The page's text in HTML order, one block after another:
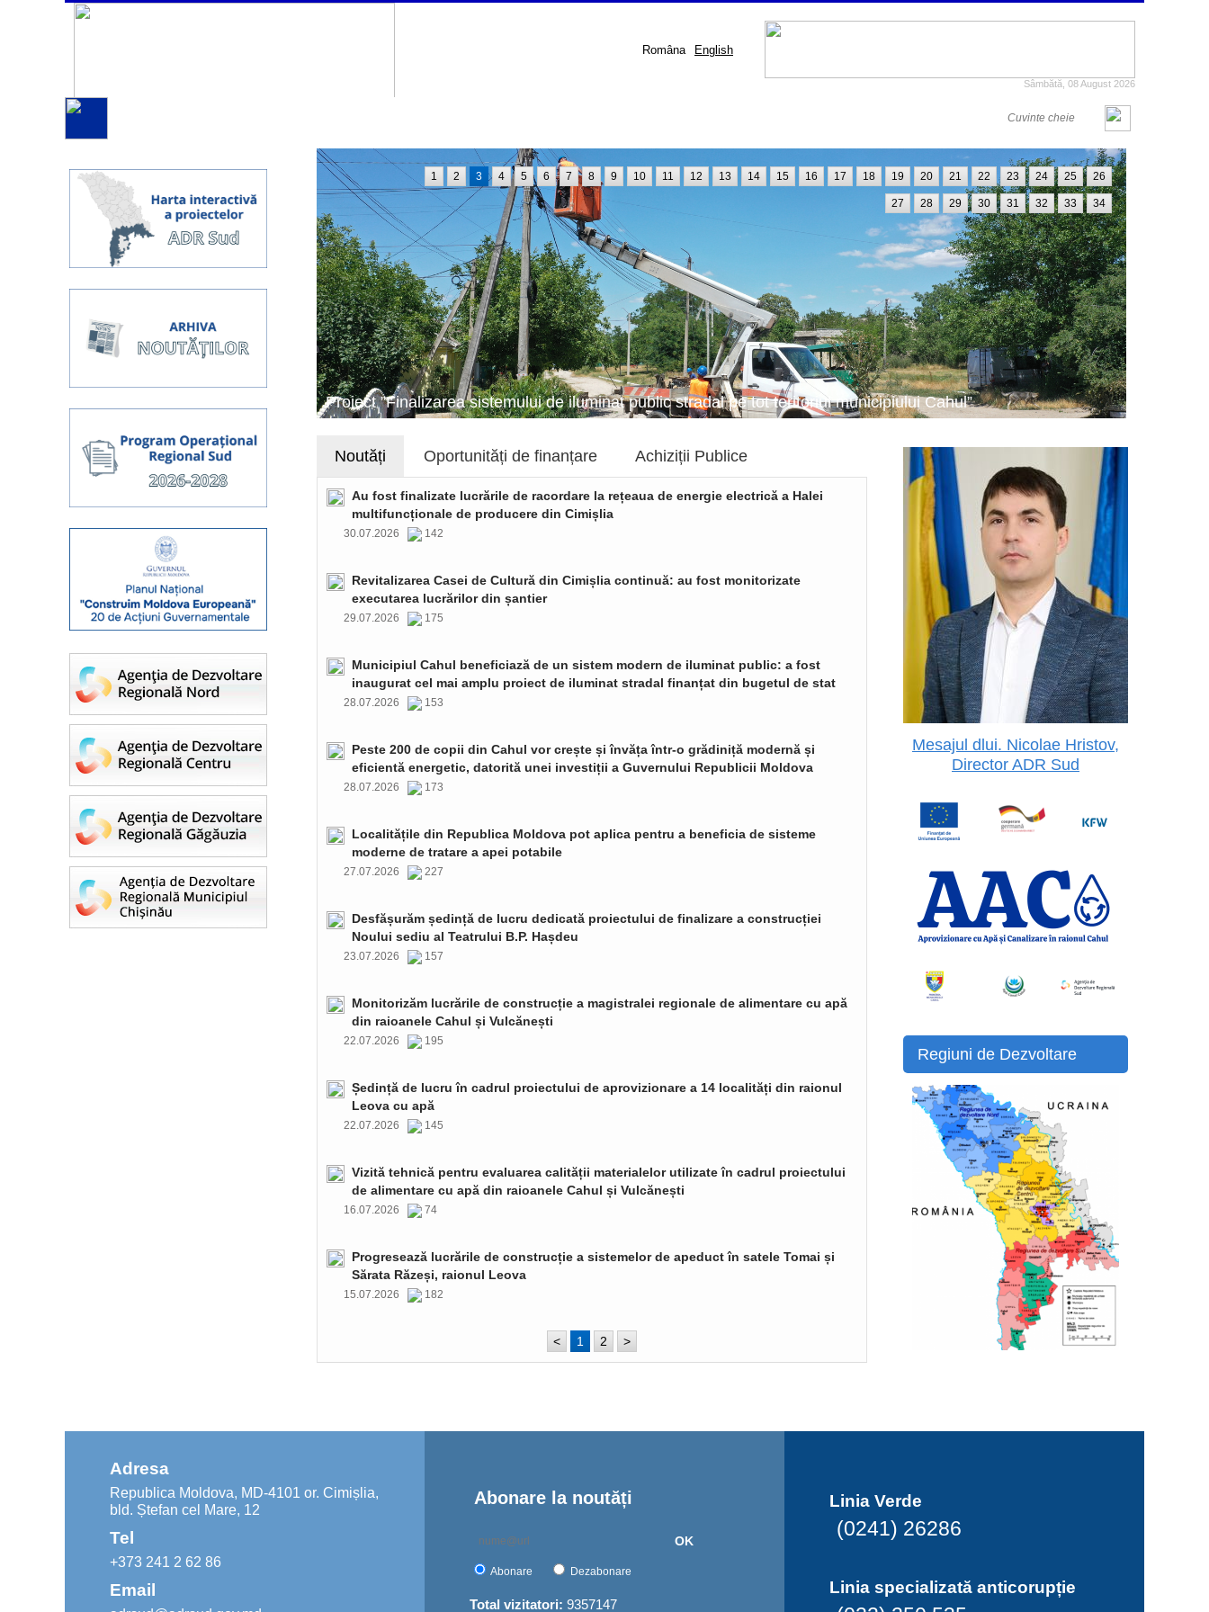
Româna English
Sâmbătă, 08 August 2026
Proiect ”Finalizarea sistemului de iluminat public stradal pe tot teritoriul municipiului Cahul”
1 2 3 4 5 6 7 8 9 10 11 12 13 14 15 16 17 18 19 20 21 22 23 24 25 26
27 28 29 30 31 32 33 34
Noutăți Oportunități de finanțare Achiziții Publice
Au fost finalizate lucrările de racordare la rețeaua de energie electrică a Halei
multifuncționale de producere din Cimișlia
30.07.2026 142
Revitalizarea Casei de Cultură din Cimișlia continuă: au fost monitorizate
executarea lucrărilor din șantier
29.07.2026 175
Municipiul Cahul beneficiază de un sistem modern de iluminat public: a fost
inaugurat cel mai amplu proiect de iluminat stradal finanțat din bugetul de stat
28.07.2026 153
Peste 200 de copii din Cahul vor crește și învăța într-o grădiniță modernă și
eficientă energetic, datorită unei investiții a Guvernului Republicii Moldova
28.07.2026 173
Localitățile din Republica Moldova pot aplica pentru a beneficia de sisteme
moderne de tratare a apei potabile
27.07.2026 227
Desfășurăm ședință de lucru dedicată proiectului de finalizare a construcției
Noului sediu al Teatrului B.P. Hașdeu
23.07.2026 157
Monitorizăm lucrările de construcție a magistralei regionale de alimentare cu apă
din raioanele Cahul și Vulcănești
22.07.2026 195
Ședință de lucru în cadrul proiectului de aprovizionare a 14 localități din raionul
Leova cu apă
22.07.2026 145
Vizită tehnică pentru evaluarea calității materialelor utilizate în cadrul proiectului
de alimentare cu apă din raioanele Cahul și Vulcănești
16.07.2026 74
Progresează lucrările de construcție a sistemelor de apeduct în satele Tomai și
Sărata Răzeși, raionul Leova
15.07.2026 182
< 1 2 >
Mesajul dlui. Nicolae Hristov,
Director ADR Sud
Regiuni de Dezvoltare
Adresa
Republica Moldova, MD-4101 or. Cimișlia,
bld. Ștefan cel Mare, 12
Tel
+373 241 2 62 86
Email
Abonare la noutăți
OK
Abonare Dezabonare
Total vizitatori: 9357147
Linia Verde
(0241) 26286
Linia specializată anticorupție